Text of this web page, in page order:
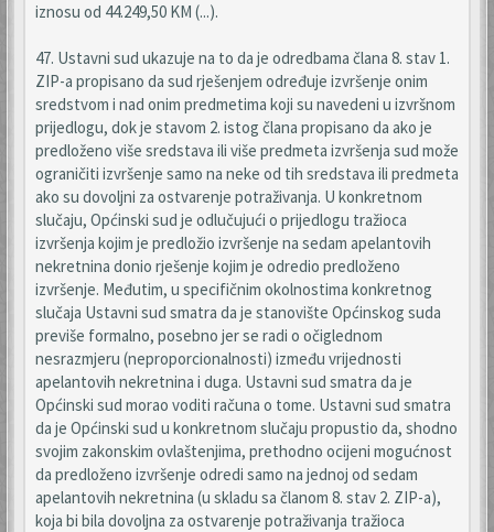
iznosu od 44.249,50 KM (...).
47. Ustavni sud ukazuje na to da je odredbama člana 8. stav 1.
ZIP-a propisano da sud rješenjem određuje izvršenje onim
sredstvom i nad onim predmetima koji su navedeni u izvršnom
prijedlogu, dok je stavom 2. istog člana propisano da ako je
predloženo više sredstava ili više predmeta izvršenja sud može
ograničiti izvršenje samo na neke od tih sredstava ili predmeta
ako su dovoljni za ostvarenje potraživanja. U konkretnom
slučaju, Općinski sud je odlučujući o prijedlogu tražioca
izvršenja kojim je predložio izvršenje na sedam apelantovih
nekretnina donio rješenje kojim je odredio predloženo
izvršenje. Međutim, u specifičnim okolnostima konkretnog
slučaja Ustavni sud smatra da je stanovište Općinskog suda
previše formalno, posebno jer se radi o očiglednom
nesrazmjeru (neproporcionalnosti) između vrijednosti
apelantovih nekretnina i duga. Ustavni sud smatra da je
Općinski sud morao voditi računa o tome. Ustavni sud smatra
da je Općinski sud u konkretnom slučaju propustio da, shodno
svojim zakonskim ovlaštenjima, prethodno ocijeni mogućnost
da predloženo izvršenje odredi samo na jednoj od sedam
apelantovih nekretnina (u skladu sa članom 8. stav 2. ZIP-a),
koja bi bila dovoljna za ostvarenje potraživanja tražioca